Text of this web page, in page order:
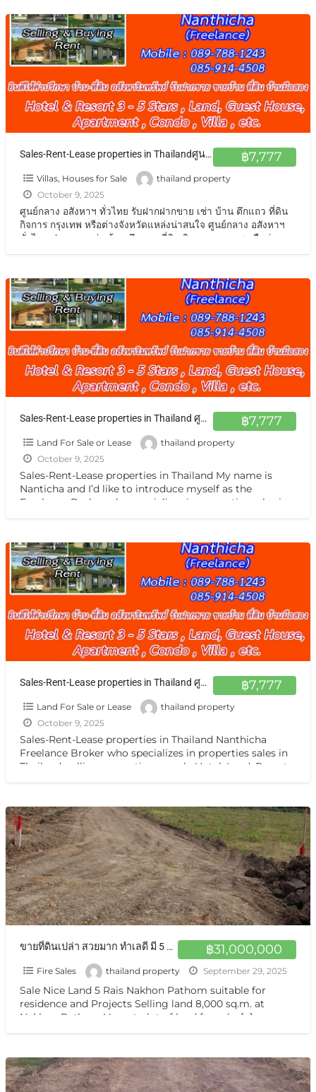
฿7,777
Sales-Rent-Lease properties in Thailandศูนย์กลาง อสังหาฯ ทั่วไทย รับฝากฝากขาย เช่า บ้าน ตึกแถว ที่ดิน กิจการ กรุงเทพ หรือต่างจังหวัดแหล่งน่าสนใจ
Villas, Houses for Sale
thailand property
October 9, 2025
ศูนย์กลาง อสังหาฯ ทั่วไทย รับฝากฝากขาย เช่า บ้าน ตึกแถว ที่ดิน
กิจการ กรุงเทพ หรือต่างจังหวัดแหล่งน่าสนใจ ศูนย์กลาง อสังหาฯ
ทั่วไทย ฝากขาย เช่า บ้าน ตึกแถว ที่ดิน กิจการ กรุงเทพ หรือต่าง
฿7,777
Sales-Rent-Lease properties in Thailand ศูนย์กลาง อสังหาฯ ทั่วไทย รับฝากฝากขาย เช่า บ้าน ตึกแถว ที่ดิน กิจการ กรุงเทพ หรือต่างจังหวัดแหล่งน่าสนใจ
Land For Sale or Lease
thailand property
October 9, 2025
Sales-Rent-Lease properties in Thailand My name is
Nanticha and I’d like to introduce myself as the
Freelance Broker who specializes in properties sales in
฿7,777
Sales-Rent-Lease properties in Thailand ศูนย์กลาง อสังหาฯ ทั่วไทย ฝากขาย เช่า บ้าน ตึกแถว ที่ดิน กิจการ กรุงเทพ หรือต่างจังหวัดแหล่งน่าสนใจ
Land For Sale or Lease
thailand property
October 9, 2025
Sales-Rent-Lease properties in Thailand Nanthicha
Freelance Broker who specializes in properties sales in
Thailand. selling properties namely Hotel ,Land, Resort,
฿31,000,000
ขายที่ดินเปล่า สวยมาก ทำเลดี มี 5 ไร่The empty land can be divided at Nakhon Pathom near University
Fire Sales thailand property September 29, 2025
Sale Nice Land 5 Rais Nakhon Pathom suitable for
residence and Projects Selling land 8,000 sq.m. at
Nakhon Pathom Vacant plot of land for sale, […]